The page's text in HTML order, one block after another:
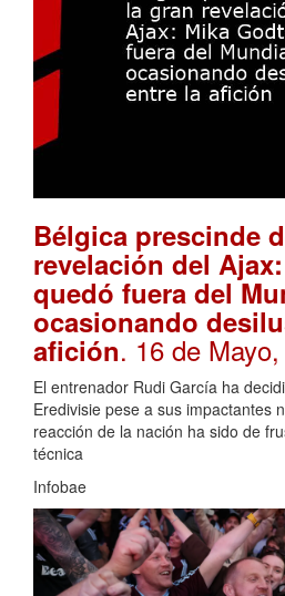
Bélgica prescinde
revelación del
quedó fuera del
ocasionando
afición. 16 de
El entrenador Rudi García ha
Eredivisie pese a sus impactantes
reacción de la nación ha sido de
técnica
Infobae